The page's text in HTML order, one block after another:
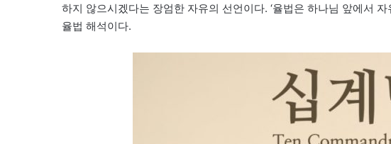
하지 않으시겠다는 장엄한 자유의 선언이다. ‘율법은 하나님 앞에서
율법 해석이다.